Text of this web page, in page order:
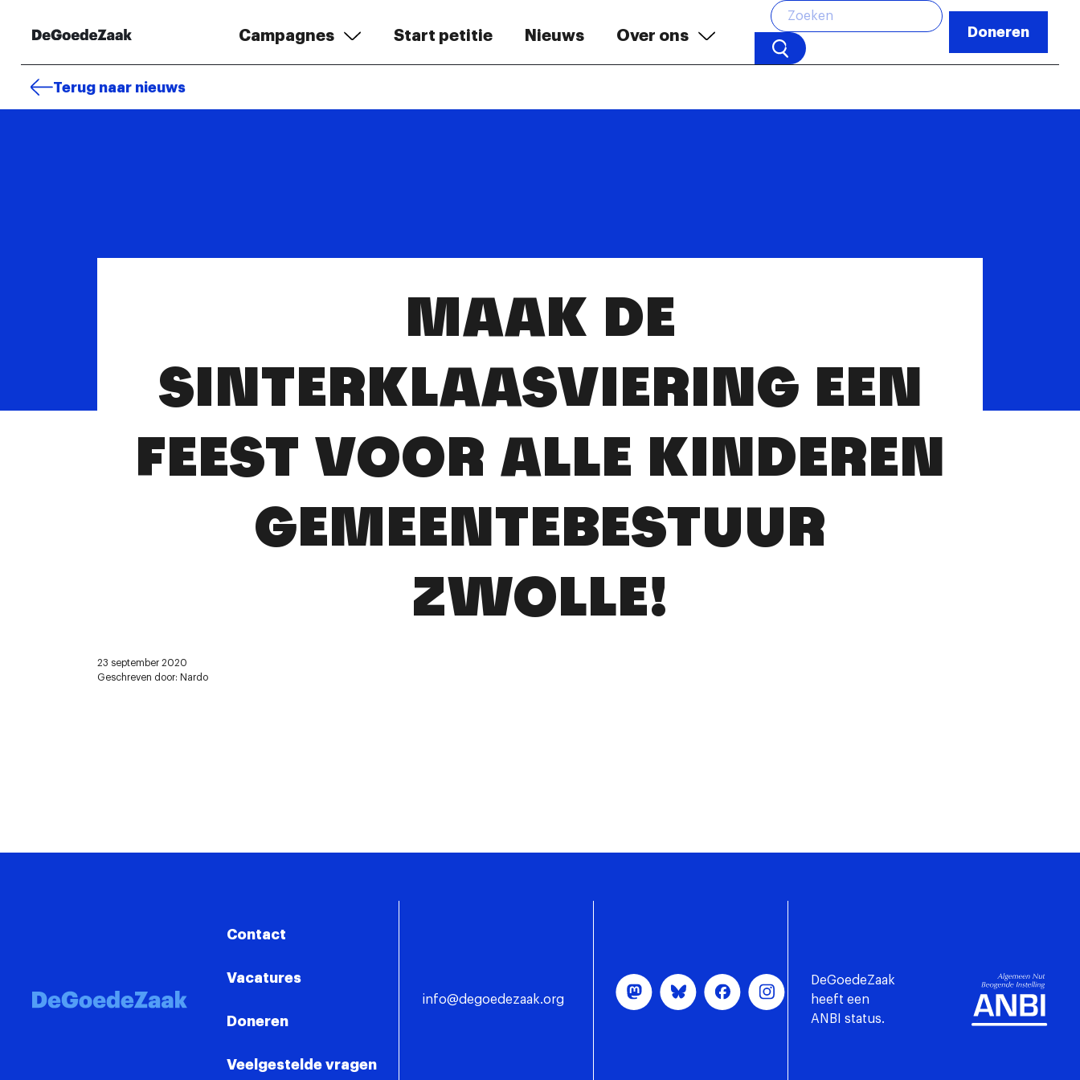
Campagnes Start petitie Nieuws Over ons Doneren
Terug naar nieuws
MAAK DE
SINTERKLAASVIERING EEN
FEEST VOOR ALLE KINDEREN
GEMEENTEBESTUUR
ZWOLLE!
23 september 2020
Geschreven door: Nardo
Contact
Vacatures
Doneren
Veelgestelde vragen
info@degoedezaak.org
DeGoedeZaak
heeft een
ANBI status.